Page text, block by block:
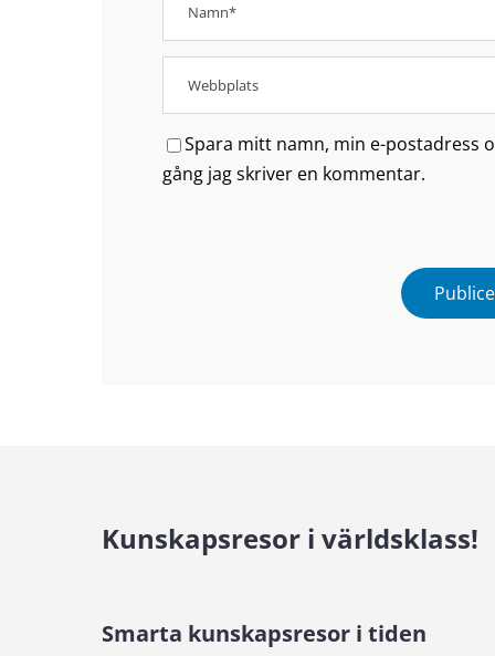
Spara mitt namn, min e-postadress
gång jag skriver en kommentar.
Kunskapsresor i världsklass!
Smarta kunskapsresor i tiden